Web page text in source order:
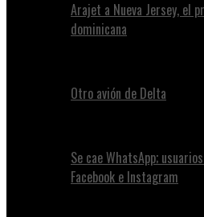
Arajet a Nueva Jersey, el
dominicana
Otro avión de Delta
Se cae WhatsApp;
Facebook e Instagram